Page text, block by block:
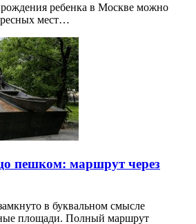
ребенка в Москве можно
мест…
пешком: маршрут через
в буквальном смысле
площади. Полный маршрут